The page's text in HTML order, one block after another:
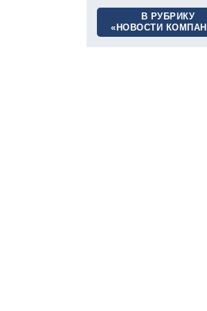
В РУБРИКУ
«НОВОСТИ